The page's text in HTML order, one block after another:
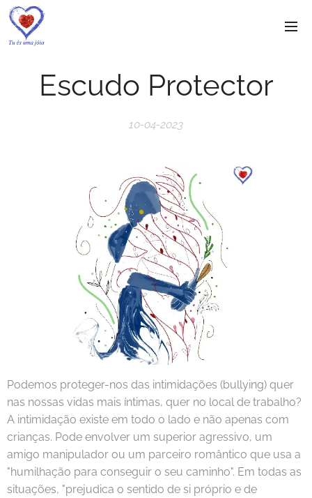
Escudo Protector
10-04-2023
Podemos proteger-nos das intimidações (bullying) quer
nas nossas vidas mais íntimas, quer no local de trabalho?
A intimidação existe em todo o lado e não apenas com
crianças. Pode envolver um superior agressivo, um
amigo manipulador ou um parceiro romântico que usa a
"humilhação para conseguir o seu caminho". Em todas as
situações, "prejudica o sentido de si próprio e de